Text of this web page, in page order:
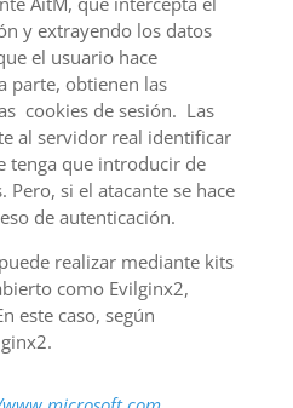
y extrayendo los datos
el usuario hace
parte, obtienen las
cookies de sesión. Las
al servidor real identificar
tenga que introducir de
si el atacante se hace
de autenticación.
realizar mediante kits
como Evilginx2,
este caso, según